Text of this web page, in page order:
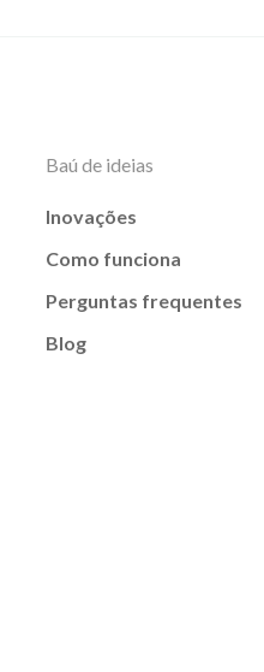
Baú de ideias
Inovações
Como funciona
Perguntas frequentes
Blog